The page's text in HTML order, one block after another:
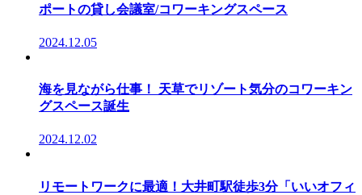
ポートの貸し会議室/コワーキングスペース
2024.12.05
海を見ながら仕事！ 天草でリゾート気分のコワーキン
グスペース誕生
2024.12.02
リモートワークに最適！大井町駅徒歩3分「いいオフィ